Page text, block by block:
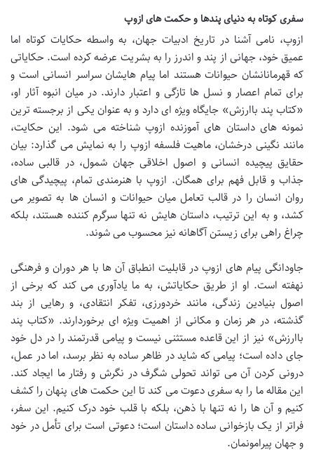
سفری کوتاه به دنیای پندها و حکمت های ازوپ
ازوپ، نامی آشنا در تاریخ ادبیات جهان، به واسطه حکایات کوتاه اما
عمیق خود، جهانی از پند و اندرز را به بشریت عرضه کرده است. حکایاتی
که قهرمانانشان حیوانات هستند اما پیام هایشان سراسر انسانی است و
برای تمام اعصار و نسل ها تازگی و اعتبار دارند. در میان انبوه آثار او،
«کتاب پند باارزش» جایگاه ویژه ای دارد و به عنوان یکی از برجسته ترین
نمونه های داستان های آموزنده ازوپ شناخته می شود. این حکایت،
مانند نگینی درخشان، ماهیت فلسفه ازوپ را به نمایش می گذارد: بیان
حقایق پیچیده انسانی و اصول اخلاقی جهان شمول، در قالبی ساده،
جذاب و قابل فهم برای همگان. ازوپ با هنرمندی تمام، پیچیدگی های
روان انسان را در قالب تعامل میان حیوانات و انسان ها به تصویر می
کشد، و به این ترتیب، داستان هایش نه تنها سرگرم کننده هستند، بلکه
چراغ راهی برای زیستن آگاهانه نیز محسوب می شوند.
جاودانگی پیام های ازوپ در قابلیت انطباق آن ها با هر دوران و فرهنگی
نهفته است. او از طریق حکایاتش، به ما یادآوری می کند که برخی از
اصول بنیادین زندگی، مانند خردورزی، تفکر انتقادی، و رهایی از بند
گذشته، در هر زمان و مکانی از اهمیت ویژه ای برخوردارند. «کتاب پند
باارزش» نیز از این قاعده مستثنی نیست و پیامی قدرتمند را در دل خود
جای داده است؛ پیامی که شاید در ظاهر ساده به نظر برسد، اما در عمل،
درونی کردن آن می تواند تحولی شگرف در نگرش و رفتار ما ایجاد کند.
این مقاله ما را به سفری دعوت می کند تا این حکمت های پنهان را کشف
کنیم و آن ها را نه تنها با ذهن، بلکه با قلب خود درک کنیم. این سفر،
فراتر از یک بازخوانی ساده داستان است؛ دعوتی است برای تأمل در خود
و جهان پیرامونمان.